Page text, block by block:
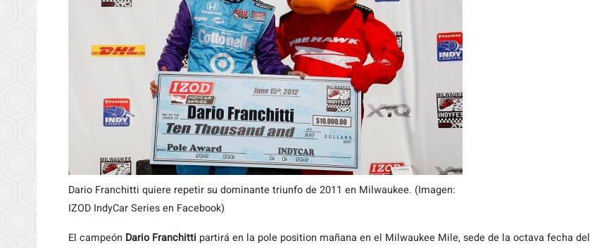
Dario Franchitti quiere repetir su dominante triunfo de 2011 en Milwaukee. (Imagen:
IZOD IndyCar Series en Facebook)
El campeón Dario Franchitti partirá en la pole position mañana en el Milwaukee Mile, sede de la octava fecha del